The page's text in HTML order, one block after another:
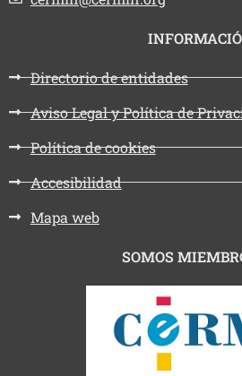
Directorio de entidades
Aviso Legal y Política de
Política de cookies
Accesibilidad
Mapa web
SOMOS